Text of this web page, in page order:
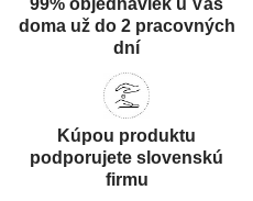
99% objednáviek u Vás
doma už do 2 pracovných
dní
Kúpou produktu
podporujete slovenskú
firmu